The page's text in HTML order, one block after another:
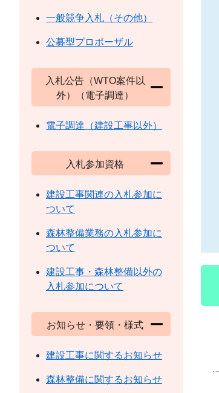
一般競争入札（その他）
公募型プロポーザル
入札公告（WTO案件以
外）（電子調達）
電子調達（建設工事以外）
入札参加資格
建設工事関連の入札参加に
ついて
森林整備業務の入札参加に
ついて
建設工事・森林整備以外の
入札参加について
お知らせ・要領・様式
建設工事に関するお知らせ
森林整備に関するお知らせ